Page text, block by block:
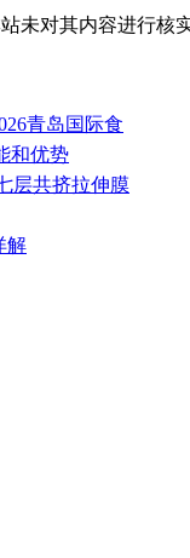
未对其内容进行核
青岛国际食
和优势
层共挤拉伸膜
解